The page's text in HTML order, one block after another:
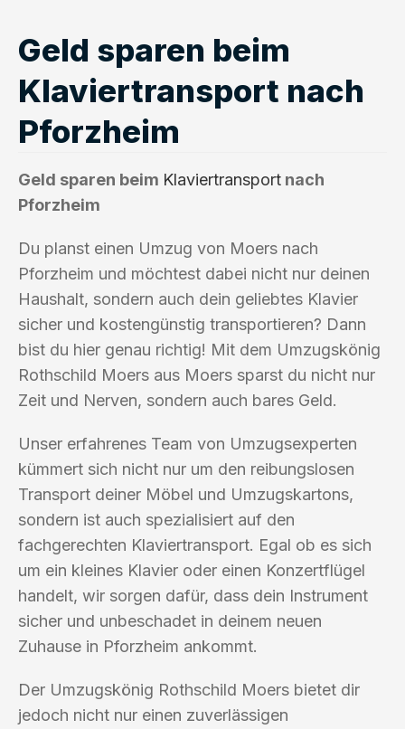
Geld sparen beim
Klaviertransport nach
Pforzheim
Geld sparen beim Klaviertransport nach
Pforzheim
Du planst einen Umzug von Moers nach
Pforzheim und möchtest dabei nicht nur deinen
Haushalt, sondern auch dein geliebtes Klavier
sicher und kostengünstig transportieren? Dann
bist du hier genau richtig! Mit dem Umzugskönig
Rothschild Moers aus Moers sparst du nicht nur
Zeit und Nerven, sondern auch bares Geld.
Unser erfahrenes Team von Umzugsexperten
kümmert sich nicht nur um den reibungslosen
Transport deiner Möbel und Umzugskartons,
sondern ist auch spezialisiert auf den
fachgerechten Klaviertransport. Egal ob es sich
um ein kleines Klavier oder einen Konzertflügel
handelt, wir sorgen dafür, dass dein Instrument
sicher und unbeschadet in deinem neuen
Zuhause in Pforzheim ankommt.
Der Umzugskönig Rothschild Moers bietet dir
jedoch nicht nur einen zuverlässigen